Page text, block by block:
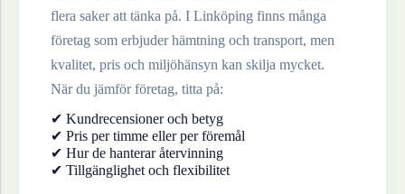
flera saker att tänka på. I Linköping finns många
företag som erbjuder hämtning och transport, men
kvalitet, pris och miljöhänsyn kan skilja mycket.
När du jämför företag, titta på:
✔ Kundrecensioner och betyg
✔ Pris per timme eller per föremål
✔ Hur de hanterar återvinning
✔ Tillgänglighet och flexibilitet